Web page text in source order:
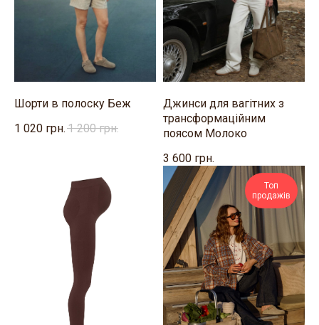
Шорти в полоску Беж
1 020 грн. 1 200 грн.
Джинси для вагітних з
трансформаційним
поясом Молоко
3 600 грн.
Топ
продажів